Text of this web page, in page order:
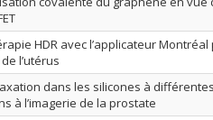
HDR avec l’applicateur
l’utérus
dans les silicones à
à l’imagerie de la prostate